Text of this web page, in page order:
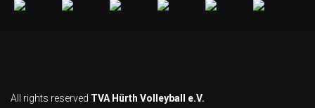
All rights reserved TVA Hürth Volleyball e.V.